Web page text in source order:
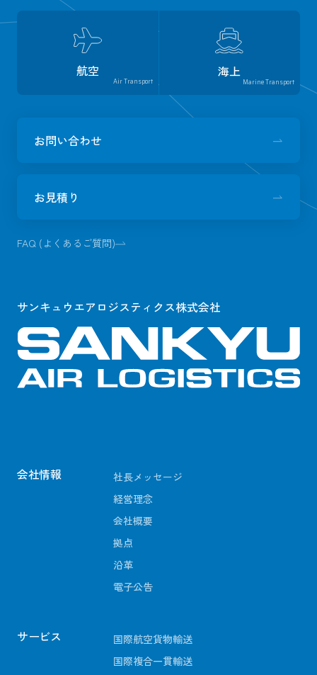
航空
Air Transport
海上
Marine Transport
お問い合わせ
お見積り
FAQ (よくあるご質問)
サンキュウエアロジスティクス株式会社
会社情報
社長メッセージ
経営理念
会社概要
拠点
沿革
電子公告
サービス
国際航空貨物輸送
国際複合一貫輸送